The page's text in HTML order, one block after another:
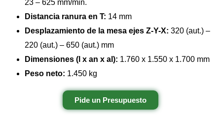
23 – 625 mm/min.
Distancia ranura en T: 14 mm
Desplazamiento de la mesa ejes Z-Y-X: 320 (aut.) –
220 (aut.) – 650 (aut.) mm
Dimensiones (l x an x al): 1.760 x 1.550 x 1.700 mm
Peso neto: 1.450 kg
Pide un Presupuesto